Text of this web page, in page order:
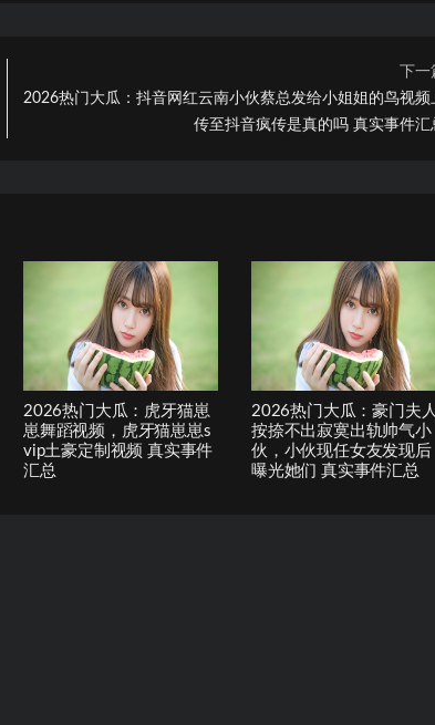
下一
2026热门大瓜：抖音网红云南小伙蔡总发给小姐姐的鸟视频
传至抖音疯传是真的吗 真实事件汇
2026热门大瓜：虎牙猫崽
崽舞蹈视频，虎牙猫崽崽s
vip土豪定制视频 真实事件
汇总
2026热门大瓜：豪门夫人
按捺不出寂寞出轨帅气小
伙，小伙现任女友发现后
曝光她们 真实事件汇总